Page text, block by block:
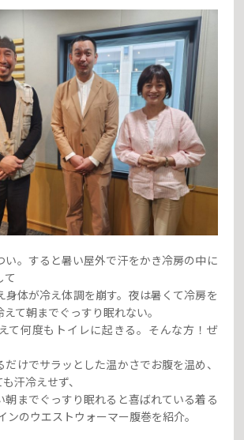
い。すると暑い屋外で汗をかき冷房の中に
て
身体が冷え体調を崩す。夜は暑くて冷房を
て朝までぐっすり眠れない。
て何度もトイレに起きる。そんな方！ぜ
けでサラッとした温かさでお腹を温め、
汗冷えせず、
朝までぐっすり眠れると喜ばれている着る
ンのウエストウォーマー腹巻を紹介。